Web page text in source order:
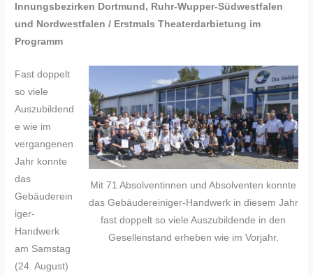
Innungsbezirken Dortmund, Ruhr-Wupper-Südwestfalen
und Nordwestfalen / Erstmals Theaterdarbietung im
Programm
Mit 71 Absolventinnen und Absolventen konnte
das Gebäudereiniger-Handwerk in diesem Jahr
fast doppelt so viele Auszubildende in den
Gesellenstand erheben wie im Vorjahr.
Fast doppelt
so viele
Auszubildend
e wie im
vergangenen
Jahr konnte
das
Gebäuderein
iger-
Handwerk
am Samstag
(24. August)